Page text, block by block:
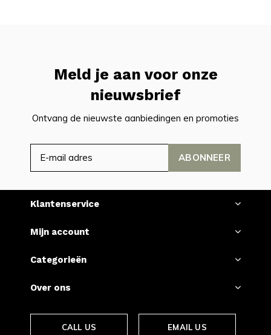
Meld je aan voor onze
nieuwsbrief
Ontvang de nieuwste aanbiedingen en promoties
ABONNEER
Klantenservice
Mijn account
Categorieën
Over ons
CALL US EMAIL US